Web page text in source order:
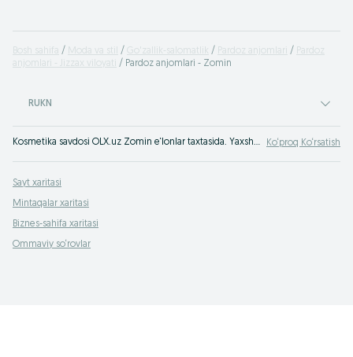
Bosh sahifa Moda va stil Go'zallik-salomatlik Pardoz anjomlari
Pardoz
anjomlari - Jizzax viloyati
Pardoz anjomlari - Zomin
RUKN
Kosmetika savdosi OLX.uz Zomin e‘lonlar taxtasida. Yaxshi kosmetikani eng yaxshi narxlarda OLXda (avvalgi Torg) xarid qil! Ko‘proq Ko‘rsatish
Sayt xaritasi
Mintaqalar xaritasi
Biznes-sahifa xaritasi
Ommaviy so‘rovlar